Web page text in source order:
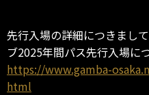
先行入場の詳細につきまし
ブ2025年間パス先行入場に
https://www.gamba-
html